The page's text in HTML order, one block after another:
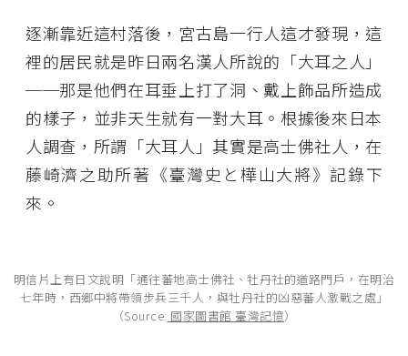
逐漸靠近這村落後，宮古島一行人這才發現，這
裡的居民就是昨日兩名漢人所說的「大耳之人」
──那是他們在耳垂上打了洞、戴上飾品所造成
的樣子，並非天生就有一對大耳。根據後來日本
人調查，所謂「大耳人」其實是高士佛社人，在
藤崎濟之助所著《臺灣史と樺山大將》記錄下
來。
明信片上有日文說明「通往蕃地高士佛社、牡丹社的道路門戶，在明治
七年時，西鄉中將帶領步兵三千人，與牡丹社的凶惡蕃人激戰之處」
（Source: 國家圖書館 臺灣記憶）